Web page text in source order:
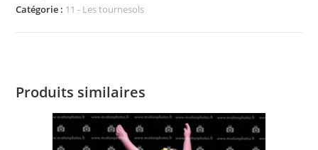
Catégorie : 11 - Les tournesols
Produits similaires